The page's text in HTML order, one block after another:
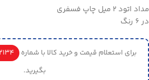
مداد اتود 2 میل چاپ فسفری
در 6 رنگ
برای استعلام قیمت و خرید کالا با شماره 021
بگیرید.